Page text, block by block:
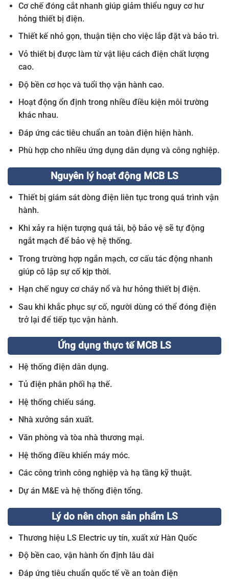
Cơ chế đóng cắt nhanh giúp giảm thiểu nguy cơ hư
hỏng thiết bị điện.
Thiết kế nhỏ gọn, thuận tiện cho việc lắp đặt và bảo trì.
Vỏ thiết bị được làm từ vật liệu cách điện chất lượng
cao.
Độ bền cơ học và tuổi thọ vận hành cao.
Hoạt động ổn định trong nhiều điều kiện môi trường
khác nhau.
Đáp ứng các tiêu chuẩn an toàn điện hiện hành.
Phù hợp cho nhiều ứng dụng dân dụng và công nghiệp.
Nguyên lý hoạt động MCB LS
Thiết bị giám sát dòng điện liên tục trong quá trình vận
hành.
Khi xảy ra hiện tượng quá tải, bộ bảo vệ sẽ tự động
ngắt mạch để bảo vệ hệ thống.
Trong trường hợp ngắn mạch, cơ cấu tác động nhanh
giúp cô lập sự cố kịp thời.
Hạn chế nguy cơ cháy nổ và hư hỏng thiết bị điện.
Sau khi khắc phục sự cố, người dùng có thể đóng điện
trở lại để tiếp tục vận hành.
Ứng dụng thực tế MCB LS
Hệ thống điện dân dụng.
Tủ điện phân phối hạ thế.
Hệ thống chiếu sáng.
Nhà xưởng sản xuất.
Văn phòng và tòa nhà thương mại.
Hệ thống điều khiển máy móc.
Các công trình công nghiệp và hạ tầng kỹ thuật.
Dự án M&E và hệ thống điện tổng.
Lý do nên chọn sản phẩm LS
Thương hiệu LS Electric uy tín, xuất xứ Hàn Quốc
Độ bền cao, vận hành ổn định lâu dài
Đáp ứng tiêu chuẩn quốc tế về an toàn điện